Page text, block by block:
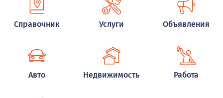
Справочник Услуги Объявления
Авто Недвижимость Работа